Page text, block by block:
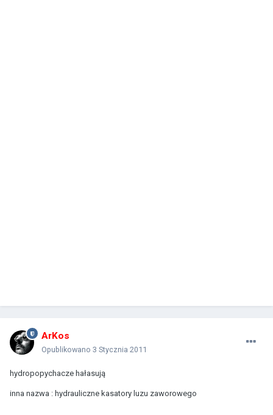
ArKos
Opublikowano 3 Stycznia 2011
hydropopychacze hałasują
inna nazwa : hydrauliczne kasatory luzu zaworowego